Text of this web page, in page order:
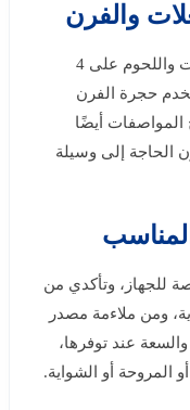
والفرن
يمكن توزيع الأرز والصلصات والخضروات واللحوم على 4
حجرة الفرن
المواصفات أيضًا
الحاجة إلى وسيلة
للجهاز، وتأكدي من
ومن ملاءمة مصدر
عند توفرها،
المروحة أو الشواية.